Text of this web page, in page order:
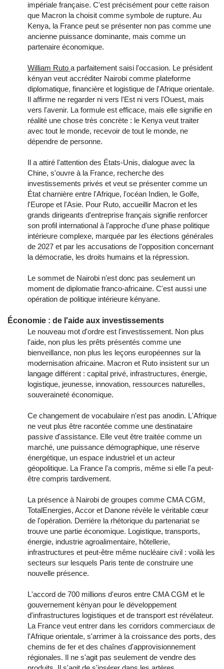
impériale française. C'est précisément pour cette raison
que Macron la choisit comme symbole de rupture. Au
Kenya, la France peut se présenter non pas comme une
ancienne puissance dominante, mais comme un
partenaire économique.
William Ruto a parfaitement saisi l'occasion. Le président
kényan veut accréditer Nairobi comme plateforme
diplomatique, financière et logistique de l'Afrique orientale.
Il affirme ne regarder ni vers l'Est ni vers l'Ouest, mais
vers l'avenir. La formule est efficace, mais elle signifie en
réalité une chose très concrète : le Kenya veut traiter
avec tout le monde, recevoir de tout le monde, ne
dépendre de personne.
Il a attiré l'attention des États-Unis, dialogue avec la
Chine, s'ouvre à la France, recherche des
investissements privés et veut se présenter comme un
État charnière entre l'Afrique, l'océan Indien, le Golfe,
l'Europe et l'Asie. Pour Ruto, accueillir Macron et les
grands dirigeants d'entreprise français signifie renforcer
son profil international à l'approche d'une phase politique
intérieure complexe, marquée par les élections générales
de 2027 et par les accusations de l'opposition concernant
la démocratie, les droits humains et la répression.
Le sommet de Nairobi n'est donc pas seulement un
moment de diplomatie franco-africaine. C'est aussi une
opération de politique intérieure kényane.
Économie : de l'aide aux investissements
Le nouveau mot d'ordre est l'investissement. Non plus
l'aide, non plus les prêts présentés comme une
bienveillance, non plus les leçons européennes sur la
modernisation africaine. Macron et Ruto insistent sur un
langage différent : capital privé, infrastructures, énergie,
logistique, jeunesse, innovation, ressources naturelles,
souveraineté économique.
Ce changement de vocabulaire n'est pas anodin. L'Afrique
ne veut plus être racontée comme une destinataire
passive d'assistance. Elle veut être traitée comme un
marché, une puissance démographique, une réserve
énergétique, un espace industriel et un acteur
géopolitique. La France l'a compris, même si elle l'a peut-
être compris tardivement.
La présence à Nairobi de groupes comme CMA CGM,
TotalEnergies, Accor et Danone révèle le véritable cœur
de l'opération. Derrière la rhétorique du partenariat se
trouve une partie économique. Logistique, transports,
énergie, industrie agroalimentaire, hôtellerie,
infrastructures et peut-être même nucléaire civil : voilà les
secteurs sur lesquels Paris tente de construire une
nouvelle présence.
L'accord de 700 millions d'euros entre CMA CGM et le
gouvernement kényan pour le développement
d'infrastructures logistiques et de transport est révélateur.
La France veut entrer dans les corridors commerciaux de
l'Afrique orientale, s'arrimer à la croissance des ports, des
chemins de fer et des chaînes d'approvisionnement
régionales. Il ne s'agit pas seulement de vendre des